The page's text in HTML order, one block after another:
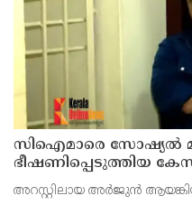
സിഐമാരെ സോഷ്യൽ
ഭീഷണിപ്പെടുത്തിയ
വീട്ടിൽ നിന്നും
അറസ്റ്റിലായ അർജുൻ